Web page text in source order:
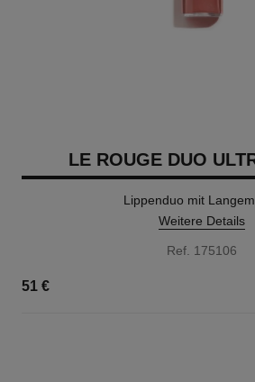
LE ROUGE DUO
Lippenduo mit
Weitere Details
Ref. 175106
51 €